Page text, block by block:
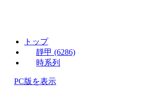
トップ
靜甲 (6286)
時系列
PC版を表示